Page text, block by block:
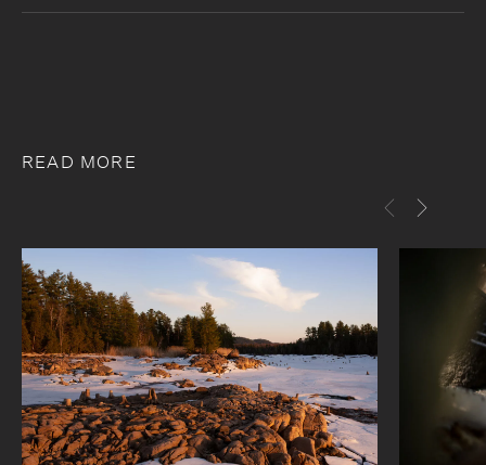
READ MORE